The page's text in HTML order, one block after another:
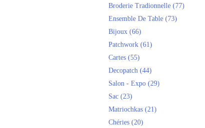
Broderie Tradionnelle (77)
Ensemble De Table (73)
Bijoux (66)
Patchwork (61)
Cartes (55)
Decopatch (44)
Salon - Expo (29)
Sac (23)
Matriochkas (21)
Chéries (20)